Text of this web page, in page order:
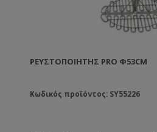
ΡΕΥΣΤΟΠΟΙΗΤΉΣ PRO Φ53CM
Κωδικός προϊόντος: SY55226